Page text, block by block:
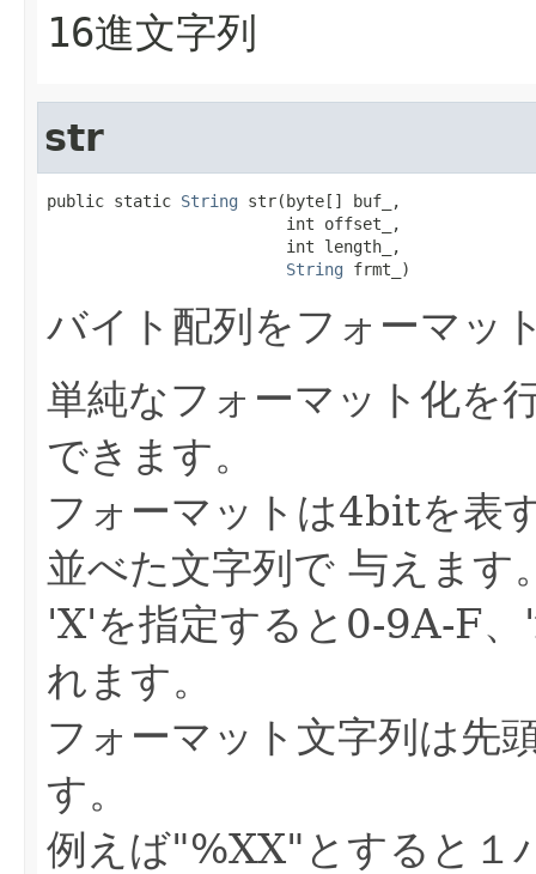
16進文字列
str
public static String str(byte[] buf_,
                         int offset_,
                         int length_,
String frmt_)
バイト配列をフォーマッ
単純なフォーマット化を
できます。
フォーマットは4bitを表
並べた文字列で 与えます
'X'を指定すると0-9A-F
れます。
フォーマット文字列は先
す。
例えば"%XX"とすると１